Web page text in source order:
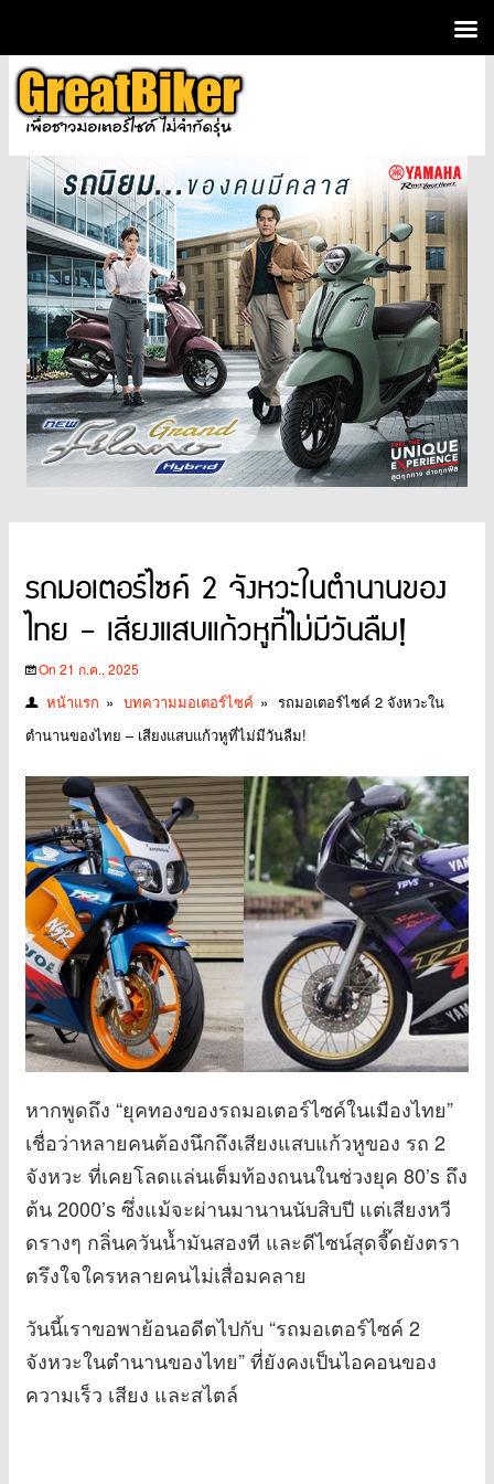
รถมอเตอร์ไซค์ 2 จังหวะในตำนานของ
ไทย – เสียงแสบแก้วหูที่ไม่มีวันลืม!
On 21 ก.ค., 2025
หน้าแรก » บทความมอเตอร์ไซค์ » รถมอเตอร์ไซค์ 2 จังหวะใน
ตำนานของไทย – เสียงแสบแก้วหูที่ไม่มีวันลืม!
หากพูดถึง “ยุคทองของรถมอเตอร์ไซค์ในเมืองไทย”
เชื่อว่าหลายคนต้องนึกถึงเสียงแสบแก้วหูของ รถ 2
จังหวะ ที่เคยโลดแล่นเต็มท้องถนนในช่วงยุค 80’s ถึง
ต้น 2000’s ซึ่งแม้จะผ่านมานานนับสิบปี แต่เสียงหวี
ดรางๆ กลิ่นควันน้ำมันสองที และดีไซน์สุดจี๊ดยังตรา
ตรึงใจใครหลายคนไม่เสื่อมคลาย
วันนี้เราขอพาย้อนอดีตไปกับ “รถมอเตอร์ไซค์ 2
จังหวะในตำนานของไทย” ที่ยังคงเป็นไอคอนของ
ความเร็ว เสียง และสไตล์